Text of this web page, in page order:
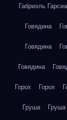
Габриэль
Говядина
Говядина
Говядина
Горох Горох
Груша Груша